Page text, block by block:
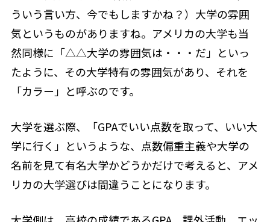
ういう言い方、今でもしますかね？）大学の雰囲
気というものがありますね。アメリカの大学も当
然同様に「△△大学の雰囲気は・・・だ」といっ
たように、その大学特有の雰囲気があり、それを
「カラー」と呼ぶのです。
大学を選ぶ際、「GPAでいい点数を取って、いい大
学に行く」というような、点数偏重主義や大学の
名前を見て有名大学かどうかだけで考えると、アメ
リカの大学選びは間違うことになります。